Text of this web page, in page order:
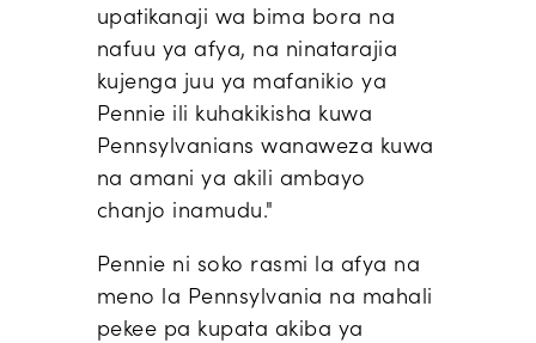
upatikanaji wa bima bora na
nafuu ya afya, na ninatarajia
kujenga juu ya mafanikio ya
Pennie ili kuhakikisha kuwa
Pennsylvanians wanaweza kuwa
na amani ya akili ambayo
chanjo inamudu."
Pennie ni soko rasmi la afya na
meno la Pennsylvania na mahali
pekee pa kupata akiba ya